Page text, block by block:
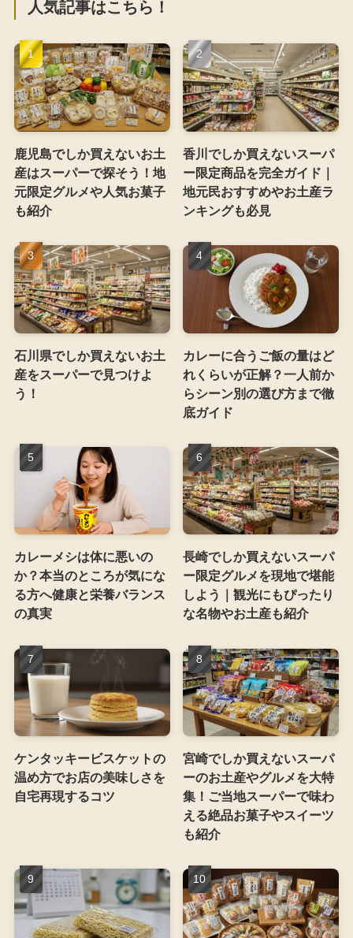
人気記事はこちら！
鹿児島でしか買えないお土
産はスーパーで探そう！地
元限定グルメや人気お菓子
も紹介
香川でしか買えないスーパ
ー限定商品を完全ガイド｜
地元民おすすめやお土産ラ
ンキングも必見
石川県でしか買えないお土
産をスーパーで見つけよ
う！
カレーに合うご飯の量はど
れくらいが正解？一人前か
らシーン別の選び方まで徹
底ガイド
カレーメシは体に悪いの
か？本当のところが気にな
る方へ健康と栄養バランス
の真実
長崎でしか買えないスーパ
ー限定グルメを現地で堪能
しよう｜観光にもぴったり
な名物やお土産も紹介
ケンタッキービスケットの
温め方でお店の美味しさを
自宅再現するコツ
宮崎でしか買えないスーパ
ーのお土産やグルメを大特
集！ご当地スーパーで味わ
える絶品お菓子やスイーツ
も紹介